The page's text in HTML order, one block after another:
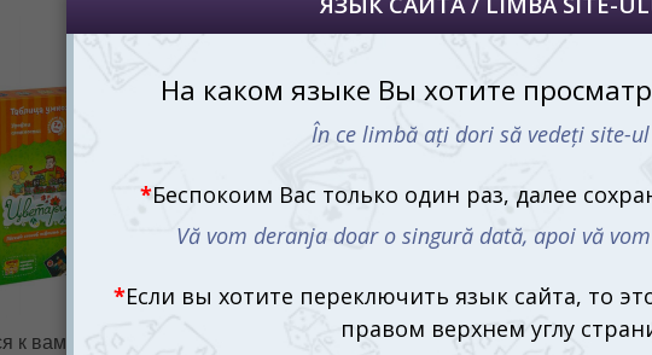
вы можете легко и весело учиться играя. С
помощью настольной игры Цветариум из
серии обучающих и развивающих настолок
выучить самую нелюбимую таблицу в
считанные дни. Высаживайте красивые
цветочные клумбы, продавайте с них
цветы, защищайтесь от вредителей и
зарабатывайте монеты. Игра началась,
к вам и очень просят их сосчитать!